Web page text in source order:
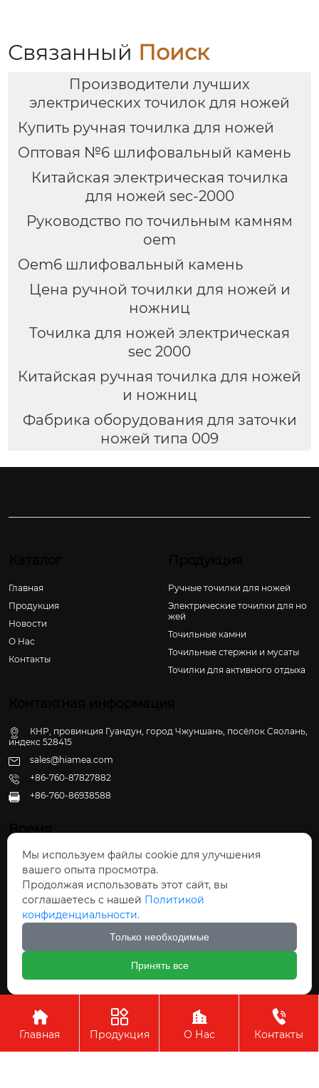
Связанный Поиск
Производители лучших
электрических точилок для ножей
Купить ручная точилка для ножей
Оптовая №6 шлифовальный камень
Китайская электрическая точилка
для ножей sec-2000
Руководство по точильным камням
oem
Oem6 шлифовальный камень
Цена ручной точилки для ножей и
ножниц
Точилка для ножей электрическая
sec 2000
Китайская ручная точилка для ножей
и ножниц
Фабрика оборудования для заточки
ножей типа 009
Главная
Продукция
Новости
О Hас
Контакты
Ручные точилки для ножей
Электрические точилки для но
жей
Точильные камни
Точильные стержни и мусаты
Точилки для активного отдыха
КНР, провинция Гуандун, город Чжуншань, посёлок Сяолань,
индекс 528415
sales@hiamea.com
+86-760-87827882
 +86-760-86938588
Время
Пн - Пт: 09:30 - 22:00
Сб - Вс: 10:00 - 22:30
Авторское право©ООО Чжуншань Хайвэй
Кухонные Принадлежности

Главная

Продукция

О Нас

Контакты
Мы используем файлы cookie для улучшения
вашего опыта просмотра.
Продолжая использовать этот сайт, вы
соглашаетесь с нашей Политикой
конфиденциальности.
Только необходимые
Принять все